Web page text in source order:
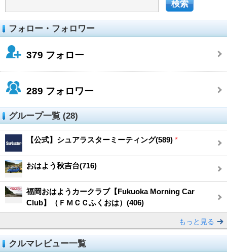
フォロー・フォロワー
379 フォロー
289 フォロワー
グループ一覧 (28)
【公式】シュアラスターミーティング(589) *
おはよう秋吉台(716)
福岡おはようカークラブ【Fukuoka Morning Car
Club】（ＦＭＣＣふくおは）(406)
もっと見る
クルマレビュー一覧